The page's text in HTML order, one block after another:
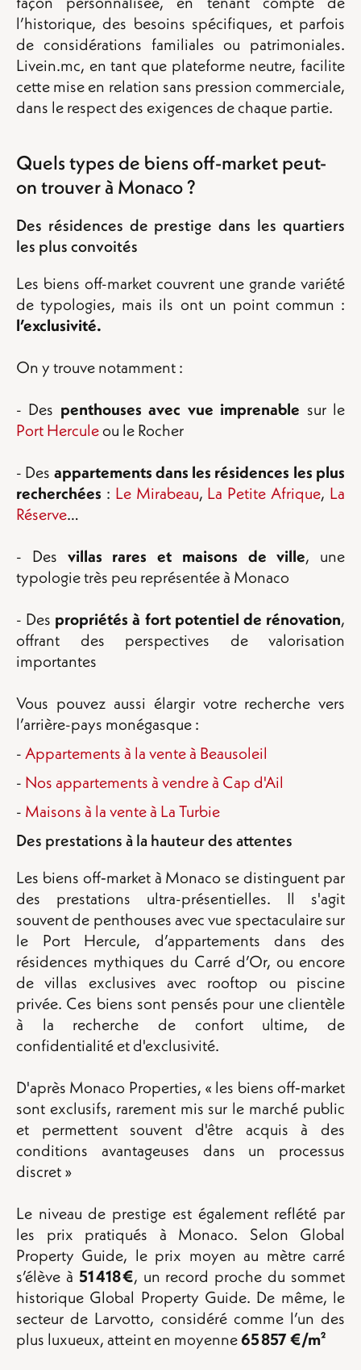
l’historique, des besoins spécifiques, et parfois
de considérations familiales ou patrimoniales.
Livein.mc, en tant que plateforme neutre, facilite
cette mise en relation sans pression commerciale,
dans le respect des exigences de chaque partie.
Quels types de biens off-market peut-
on trouver à Monaco ?
Des résidences de prestige dans les quartiers
les plus convoités
Les biens off-market couvrent une grande variété
de typologies, mais ils ont un point commun :
l’exclusivité.
On y trouve notamment :
- Des penthouses avec vue imprenable sur le
Port Herculeou le Rocher
- Des appartements dans les résidences les plus
recherchées : Le Mirabeau, La Petite Afrique, La
Réserve…
- Des villas rares et maisons de ville, une
typologie très peu représentée à Monaco
- Des propriétés à fort potentiel de rénovation,
offrant des perspectives de valorisation
importantes
Vous pouvez aussi élargir votre recherche vers
l’arrière-pays monégasque :
- Appartements à la vente à Beausoleil
- Nos appartements à vendre à Cap d'Ail
- Maisons à la vente à La Turbie
Des prestations à la hauteur des attentes
Les biens off‑market à Monaco se distinguent par
des prestations ultra-présentielles. Il s'agit
souvent de penthouses avec vue spectaculaire sur
le Port Hercule, d’appartements dans des
résidences mythiques du Carré d’Or, ou encore
de villas exclusives avec rooftop ou piscine
privée. Ces biens sont pensés pour une clientèle
à la recherche de confort ultime, de
confidentialité et d'exclusivité.
D'après Monaco Properties, « les biens off‑market
sont exclusifs, rarement mis sur le marché public
et permettent souvent d'être acquis à des
conditions avantageuses dans un processus
discret »
Le niveau de prestige est également reflété par
les prix pratiqués à Monaco. Selon Global
Property Guide, le prix moyen au mètre carré
s’élève à 51 418 €, un record proche du sommet
historique Global Property Guide. De même, le
secteur de Larvotto, considéré comme l’un des
plus luxueux, atteint en moyenne65 857 €/m²